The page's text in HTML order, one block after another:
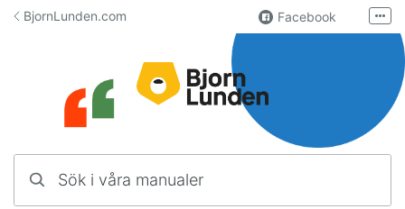
Hoppa till innehåll
BjornLunden.com Facebook
Användargrupp
Kontakta oss
Fler